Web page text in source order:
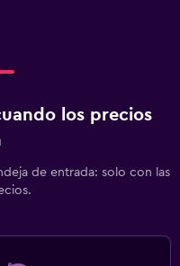
los precios
de entrada: solo con las